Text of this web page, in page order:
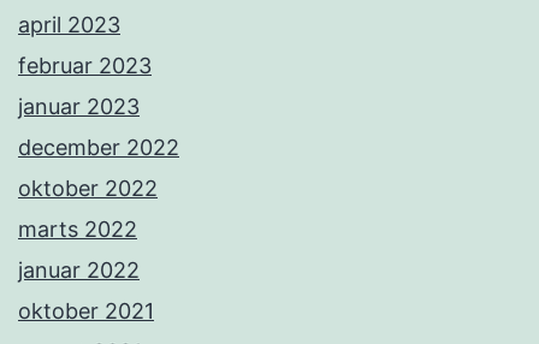
april 2023
februar 2023
januar 2023
december 2022
oktober 2022
marts 2022
januar 2022
oktober 2021